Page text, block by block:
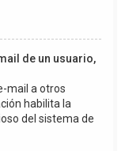
de un usuario,
mail a otros
habilita la
del sistema de